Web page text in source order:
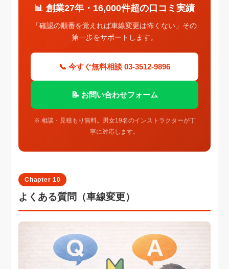
📊 創業27年・16,000件超の口コミ実績
「確認の順番を覚えれば車線変更は怖くない」その
第一歩をサポートします。
📞 今すぐ無料相談 03-3512-9896
📝 お問い合わせフォーム
※ 相談・見積もり無料。男女19名のインストラクターが丁
寧に対応します。
Chapter 10
よくある質問（車線変更）